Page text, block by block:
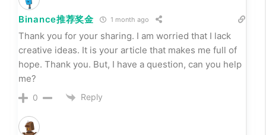
Binance推荐奖金 1 month ago
Thank you for your sharing. I am worried that I lack
creative ideas. It is your article that makes me full of
hope. Thank you. But, I have a question, can you help
me?
0 Reply